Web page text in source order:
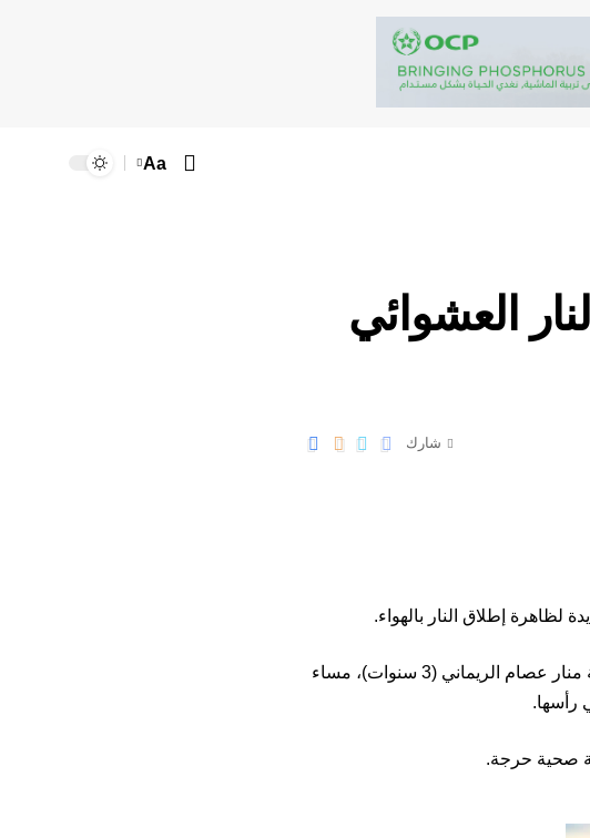
Aa
العشوائي
شارك
إطلاق النار بالهواء.
وكشفت مصادر محلية في تصريحات لـ”المشهد العربي” عن إصابة الطفلة منار عصام الريماني (3 سنوات)، مساء
رأسها.
صحية حرجة.